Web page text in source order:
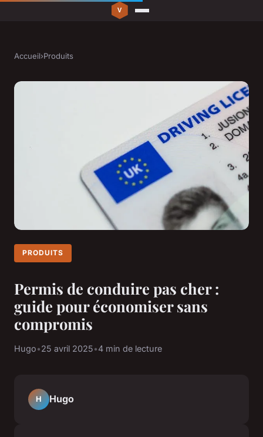
Accueil›Produits
PRODUITS
Permis de conduire pas cher :
guide pour économiser sans
compromis
Hugo•25 avril 2025•4 min de lecture
H Hugo